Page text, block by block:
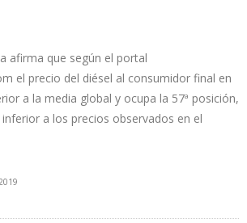
afirma que según el portal
el precio del diésel al consumidor final en
a la media global y ocupa la 57ª posición,
a los precios observados en el